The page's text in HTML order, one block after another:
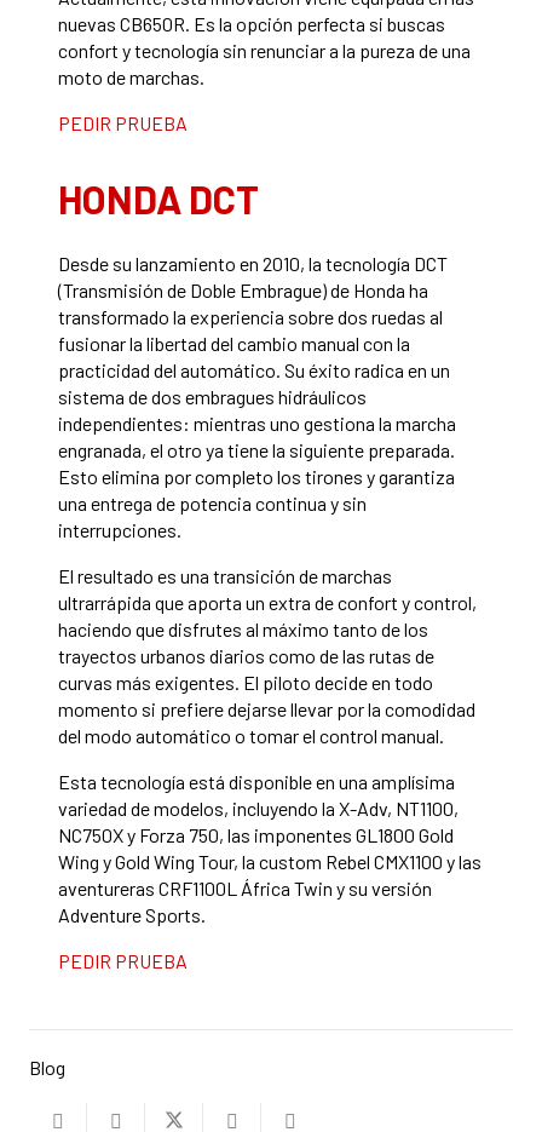
nuevas CB650R. Es la opción perfecta si buscas
confort y tecnología sin renunciar a la pureza de una
moto de marchas.
PEDIR PRUEBA
HONDA DCT
Desde su lanzamiento en 2010, la tecnología DCT
(Transmisión de Doble Embrague) de Honda ha
transformado la experiencia sobre dos ruedas al
fusionar la libertad del cambio manual con la
practicidad del automático. Su éxito radica en un
sistema de dos embragues hidráulicos
independientes: mientras uno gestiona la marcha
engranada, el otro ya tiene la siguiente preparada.
Esto elimina por completo los tirones y garantiza
una entrega de potencia continua y sin
interrupciones.
El resultado es una transición de marchas
ultrarrápida que aporta un extra de confort y control,
haciendo que disfrutes al máximo tanto de los
trayectos urbanos diarios como de las rutas de
curvas más exigentes. El piloto decide en todo
momento si prefiere dejarse llevar por la comodidad
del modo automático o tomar el control manual.
Esta tecnología está disponible en una amplísima
variedad de modelos, incluyendo la X-Adv, NT1100,
NC750X y Forza 750, las imponentes GL1800 Gold
Wing y Gold Wing Tour, la custom Rebel CMX1100 y las
aventureras CRF1100L África Twin y su versión
Adventure Sports.
PEDIR PRUEBA
Blog